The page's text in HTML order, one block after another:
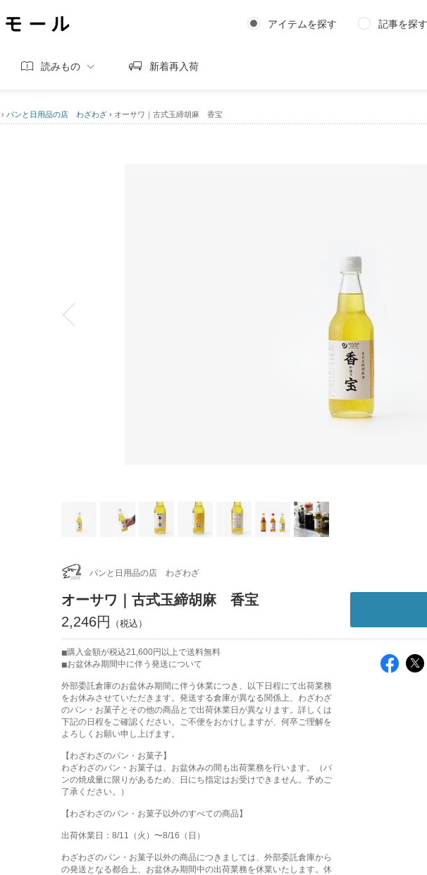
アイテムを探す 記事を探す
読みもの 新着再入荷
› パンと日用品の店 わざわざ › オーサワ｜古式玉締胡麻 香宝
パンと日用品の店 わざわざ
オーサワ｜古式玉締胡麻 香宝
2,246円
購入金額が税込21,600円以上で送料無料
お盆休み期間中に伴う発送について
外部委託倉庫のお盆休み期間に伴う休業につき、以下日程にて出荷業務
をお休みさせていただきます。発送する倉庫が異なる関係上、わざわざ
のパン・お菓子とその他の商品とで出荷休業日が異なります。詳しくは
下記の日程をご確認ください。ご不便をおかけしますが、何卒ご理解を
よろしくお願い申し上げます。
【わざわざのパン・お菓子】
わざわざのパン・お菓子は、お盆休みの間も出荷業務を行います。（パ
ンの焼成量に限りがあるため、日にち指定はお受けできません。予めご
了承ください。）
【わざわざのパン・お菓子以外のすべての商品】
出荷休業日：8/11（火）〜8/16（日）
わざわざのパン・お菓子以外の商品につきましては、外部委託倉庫から
の発送となる都合上、お盆休み期間中の出荷業務を休業いたします。休